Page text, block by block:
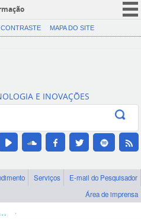
CORONAVÍRUS (COVID-19)
Canais
MAPA DO SITE
E INOVAÇÕES
Serviços
E-mail do Pesquisador
Área de imprensa
Vigentes